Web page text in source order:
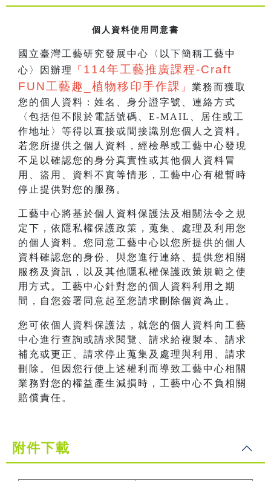
個人資料使用同意書
國立臺灣工藝研究發展中心〈以下簡稱工藝中
心〉因辦理
「 114年工藝推廣課程-Craft
FUN工藝趣_ 植物移印手作課 」 業務而獲取
您的個人資料：姓名、身分證字號、連絡方式
〈包括但不限於電話號碼、E-MAIL、居住或工
作地址〉等得以直接或間接識別您個人之資料。
若您所提供之個人資料，經檢舉或工藝中心發現
不足以確認您的身分真實性或其他個人資料冒
用、盜用、資料不實等情形，工藝中心有權暫時
停止提供對您的服務。
工藝中心將基於個人資料保護法及相關法令之規
定下，依隱私權保護政策，蒐集、處理及利用您
的個人資料。您同意工藝中心以您所提供的個人
資料確認您的身份、與您進行連絡、提供您相關
服務及資訊，以及其他隱私權保護政策規範之使
用方式。工藝中心針對您的個人資料利用之期
間，自您簽署同意起至您請求刪除個資為止。
您可依個人資料保護法，就您的個人資料向工藝
中心進行查詢或請求閱覽、請求給複製本、請求
補充或更正、請求停止蒐集及處理與利用、請求
刪除。但因您行使上述權利而導致工藝中心相關
業務對您的權益產生減損時，工藝中心不負相關
賠償責任。
附件下載